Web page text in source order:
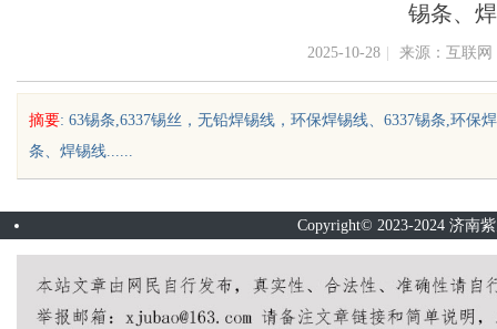
锡条、
2025-10-28 来源：互联网
摘要: 63锡条,6337锡丝，无铅焊锡线，环保焊锡线、6337锡条,环
条、焊锡线......
Copyright© 2023-2024 济南
配眼镜 武汉配眼镜 上海配眼镜